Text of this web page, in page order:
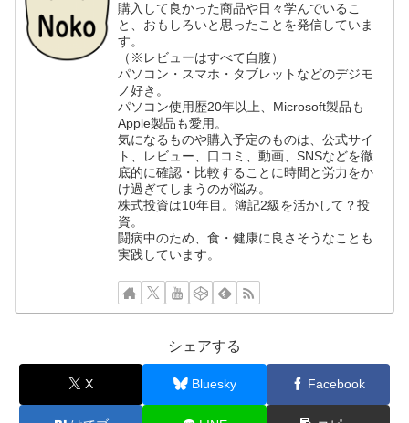
購入して良かった商品や日々学んでいるこ
と、おもしろいと思ったことを発信していま
す。
（※レビューはすべて自腹）
パソコン・スマホ・タブレットなどのデジモ
ノ好き。
パソコン使用歴20年以上、Microsoft製品も
Apple製品も愛用。
気になるものや購入予定のものは、公式サイ
ト、レビュー、口コミ、動画、SNSなどを徹
底的に確認・比較することに時間と労力をか
け過ぎてしまうのが悩み。
株式投資は10年目。簿記2級を活かして？投
資。
闘病中のため、食・健康に良さそうなことも
実践しています。
シェアする
X Bluesky Facebook